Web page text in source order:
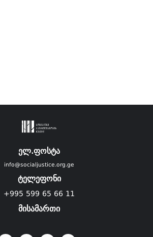
ელ.ფოსტა
info@socialjustice.org.ge
ტელეფონი
+995 599 65 66 11
მისამართი